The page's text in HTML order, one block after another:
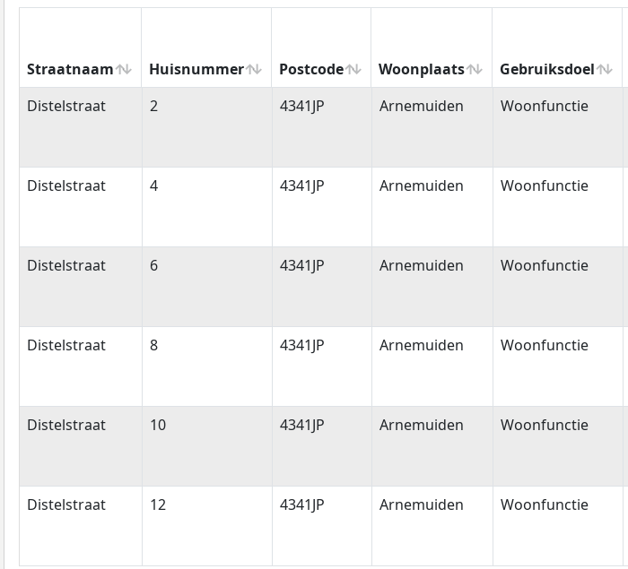
Straatnaam Huisnummer Postcode Woonplaats Gebruiksdoel
Straatnaam
Huisnummer Postcode Woonplaats Gebruiksdoel
Distelstraat 2 4341JP Arnemuiden Woonfunctie
Distelstraat 4 4341JP Arnemuiden Woonfunctie
Distelstraat 6 4341JP Arnemuiden Woonfunctie
Distelstraat 8 4341JP Arnemuiden Woonfunctie
Distelstraat 10 4341JP Arnemuiden Woonfunctie
Distelstraat 12 4341JP Arnemuiden Woonfunctie